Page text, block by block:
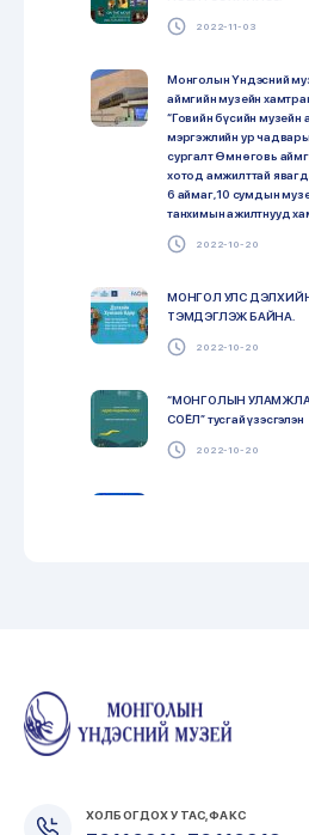
2022-11-03
Монголын Үндэсний
аймгийн музейн
“Говийн бүсийн музейн
мэргэжлийн ур
сургалт Өмнөговь
хотод амжилттай
6 аймаг, 10 сумдын
танхимын ажилтнууд
2022-10-20
МОНГОЛ УЛС
ТЭМДЭГЛЭЖ БАЙНА.
2022-10-20
“МОНГОЛЫН
СОЁЛ” тусгай үзэсгэлэн
2022-10-20
БНАСАУ-Монгол Улсын
харилцаа тогтоосны
ХОЛБОГДОХ УТАС, ФАКС